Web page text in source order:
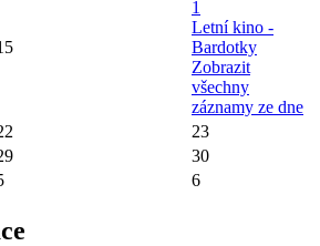
1
Letní kino -
Bardotky
Zobrazit
všechny
záznamy ze dne
23
30
6